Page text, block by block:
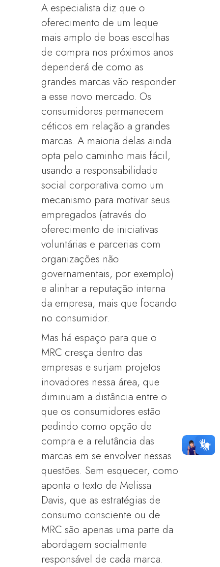
A especialista diz que o
oferecimento de um leque
mais amplo de boas escolhas
de compra nos próximos anos
dependerá de como as
grandes marcas vão responder
a esse novo mercado. Os
consumidores permanecem
céticos em relação a grandes
marcas. A maioria delas ainda
opta pelo caminho mais fácil,
usando a responsabilidade
social corporativa como um
mecanismo para motivar seus
empregados (através do
oferecimento de iniciativas
voluntárias e parcerias com
organizações não
governamentais, por exemplo)
e alinhar a reputação interna
da empresa, mais que focando
no consumidor.
Mas há espaço para que o
MRC cresça dentro das
empresas e surjam projetos
inovadores nessa área, que
diminuam a distância entre o
que os consumidores estão
pedindo como opção de
compra e a relutância das
marcas em se envolver nessas
questões. Sem esquecer, como
aponta o texto de Melissa
Davis, que as estratégias de
consumo consciente ou de
MRC são apenas uma parte da
abordagem socialmente
responsável de cada marca.